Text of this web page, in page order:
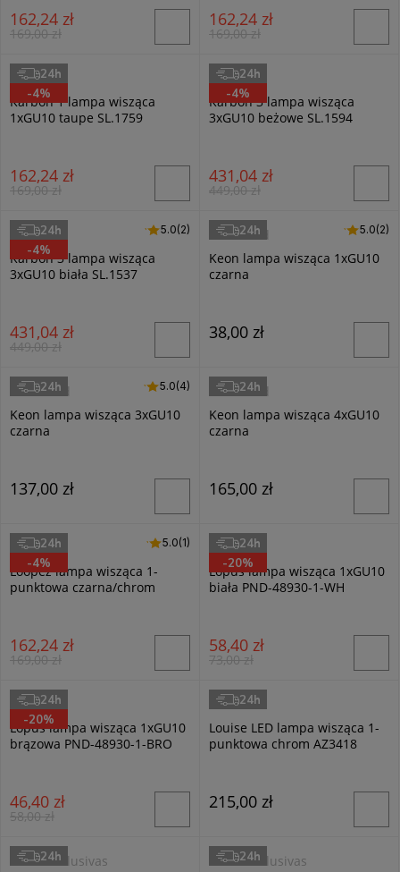
162,24 zł
169,00 zł
162,24 zł
169,00 zł
Sollux
Karbon 1 lampa wisząca
1xGU10 taupe SL.1759
162,24 zł
169,00 zł
24h
-4%
Sollux
Karbon 3 lampa wisząca
3xGU10 beżowe SL.1594
431,04 zł
449,00 zł
24h
-4%
Sollux
Karbon 3 lampa wisząca
3xGU10 biała SL.1537
5.0 (2)
5.0(2)
431,04 zł
449,00 zł
24h
-4%
Masterled
Keon lampa wisząca 1xGU10
czarna
5.0 (2)
5.0(2)
38,00 zł
24h
Masterled
Keon lampa wisząca 3xGU10
czarna
5.0 (4)
5.0(4)
137,00 zł
24h
Masterled
Keon lampa wisząca 4xGU10
czarna
165,00 zł
24h
Sollux
Loopez lampa wisząca 1-
punktowa czarna/chrom
5.0 (1)
5.0(1)
162,24 zł
169,00 zł
24h
-4%
Italux
Lopus lampa wisząca 1xGU10
biała PND-48930-1-WH
58,40 zł
73,00 zł
24h
-20%
Italux
Lopus lampa wisząca 1xGU10
brązowa PND-48930-1-BRO
46,40 zł
58,00 zł
24h
-20%
Azzardo
Louise LED lampa wisząca 1-
punktowa chrom AZ3418
215,00 zł
24h
Luces Exclusivas
24h
Luces Exclusivas
24h